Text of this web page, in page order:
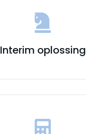
Interim oplossing